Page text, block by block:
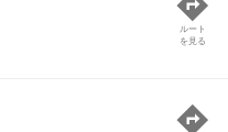
ルート
を見る